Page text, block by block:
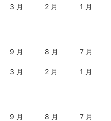
3 月 2 月 1 月
9 月 8 月 7 月
3 月 2 月 1 月
9 月 8 月 7 月